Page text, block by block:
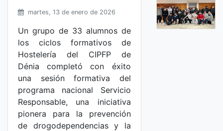
martes, 13 de enero de 2026
Un grupo de 33 alumnos de
los ciclos formativos de
Hostelería del CIPFP de
Dénia completó con éxito
una sesión formativa del
programa nacional Servicio
Responsable, una iniciativa
pionera para la prevención
de drogodependencias y la